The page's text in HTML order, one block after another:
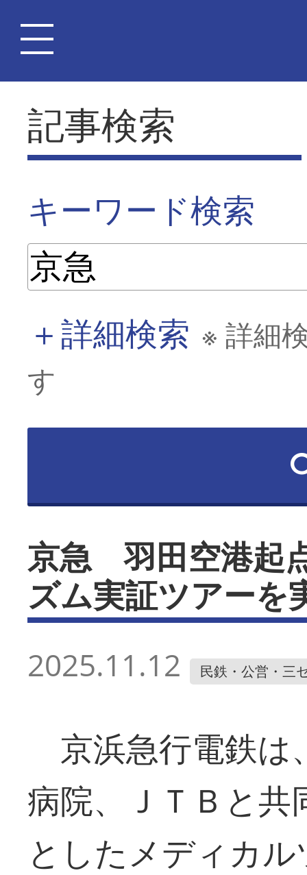
記事検索
キーワード検索
＋詳細検索 ※ 詳細
す
京急 羽田空港起
ズム実証ツアーを
2025.11.12 民鉄・公営・三
京浜急行電鉄は
病院、ＪＴＢと共
としたメディカ